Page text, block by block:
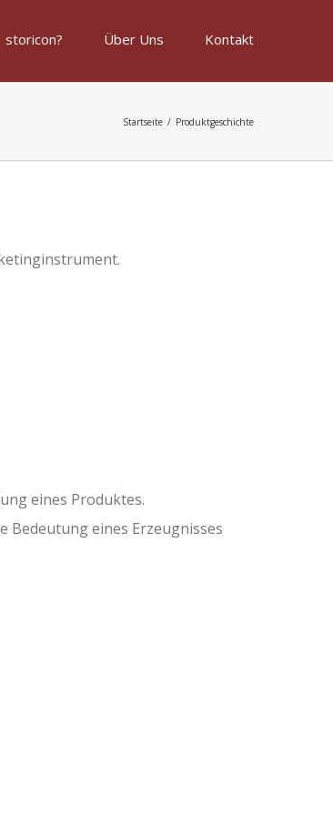
storicon? Über Uns Kontakt
Startseite / Produktgeschichte
eines Produktes.
Bedeutung eines Erzeugnisses